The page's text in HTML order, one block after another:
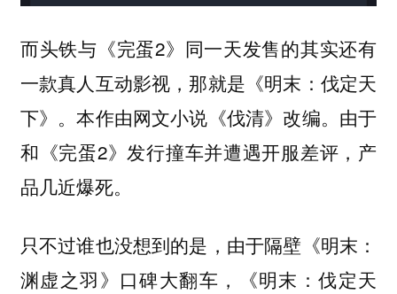
而头铁与《完蛋2》同一天发售的其实还有
一款真人互动影视，那就是《明末：伐定天
下》。本作由网文小说《伐清》改编。由于
和《完蛋2》发行撞车并遭遇开服差评，产
品几近爆死。
只不过谁也没想到的是，由于隔壁《明末：
渊虚之羽》口碑大翻车，《明末：伐定天